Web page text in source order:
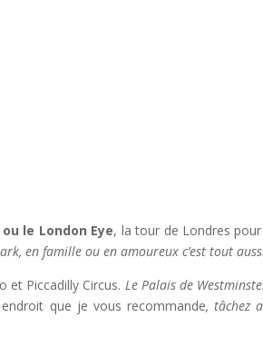
le London Eye, la tour de Londres
en famille ou en amoureux c’est tout
Piccadilly Circus. Le Palais de
que je vous recommande, tâchez